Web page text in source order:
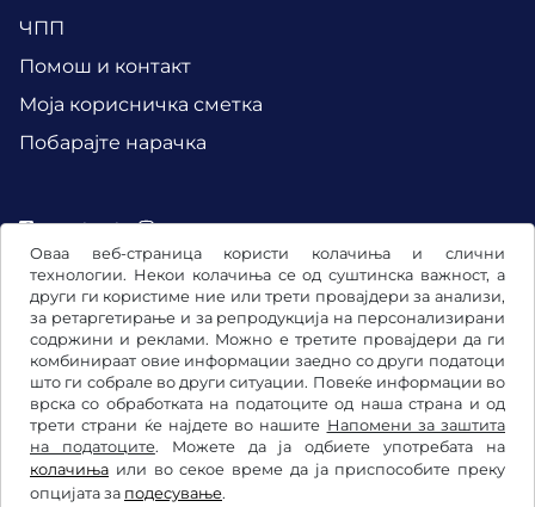
Оваа веб-страница користи колачиња и слични
технологии. Некои колачиња се од суштинска важност, а
други ги користиме ние или трети провајдери за анализи,
за ретаргетирање и за репродукција на персонализирани
содржини и реклами. Можно е третите провајдери да ги
комбинираат овие информации заедно со други податоци
што ги собрале во други ситуации. Повеќе информации во
врска со обработката на податоците од наша страна и од
трети страни ќе најдете во нашите Напомени за заштита
на податоците. Можете да ја одбиете употребата на
колачиња или во секое време да ја приспособите преку
опцијата за подесување.
ЧПП
Помош и контакт
Mоја корисничка сметка
Побарајте нарачка
Facebook Instagram
Општи услови и правила / Право на откажување